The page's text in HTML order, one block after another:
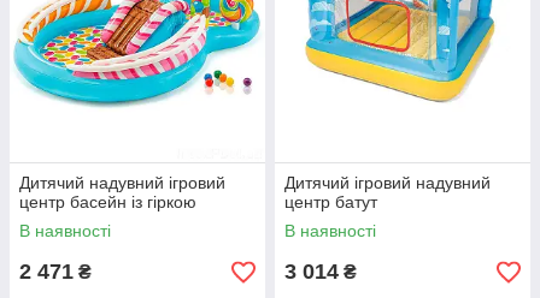
Дитячий надувний ігровий
центр басейн із гіркою
В наявності
2 471 ₴
Дитячий ігровий надувний
центр батут
В наявності
3 014 ₴